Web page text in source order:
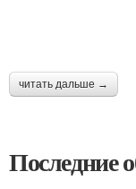
читать дальше →
Последние